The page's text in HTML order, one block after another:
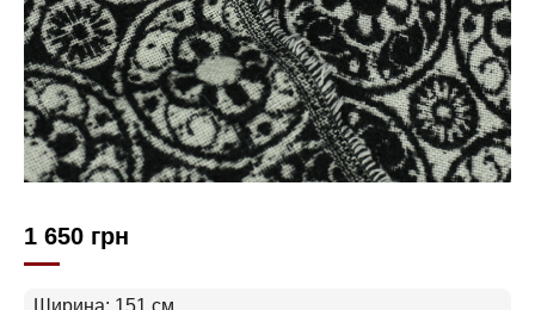
1 650 грн
Ширина: 151 см